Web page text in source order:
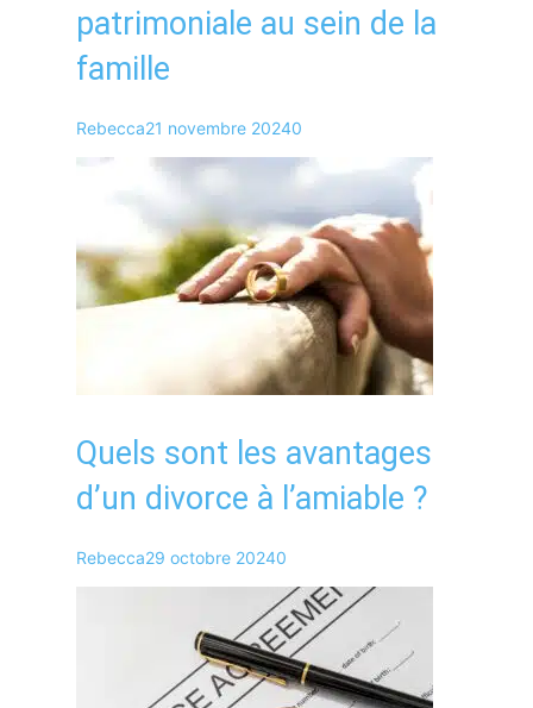
patrimoniale au sein de la
famille
Rebecca21 novembre 20240
Quels sont les avantages
d’un divorce à l’amiable ?
Rebecca29 octobre 20240